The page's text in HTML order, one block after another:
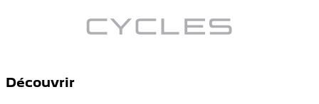
Découvrir